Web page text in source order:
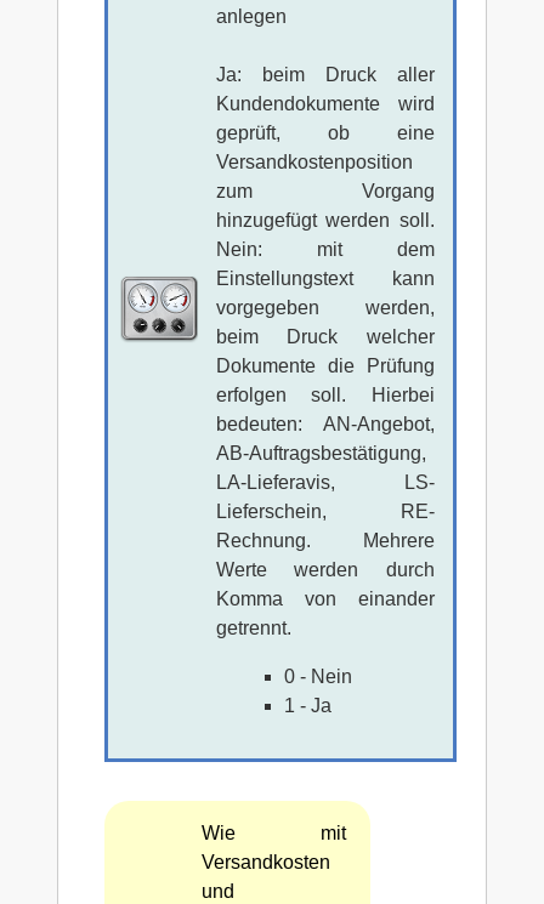
anlegen
Ja: beim Druck aller
Kundendokumente wird
geprüft, ob eine
Versandkostenposition
zum Vorgang
hinzugefügt werden soll.
Nein: mit dem
Einstellungstext kann
vorgegeben werden,
beim Druck welcher
Dokumente die Prüfung
erfolgen soll. Hierbei
bedeuten: AN-Angebot,
AB-Auftragsbestätigung,
LA-Lieferavis, LS-
Lieferschein, RE-
Rechnung. Mehrere
Werte werden durch
Komma von einander
getrennt.
0 - Nein
1 - Ja
Wie mit
Versandkosten
und